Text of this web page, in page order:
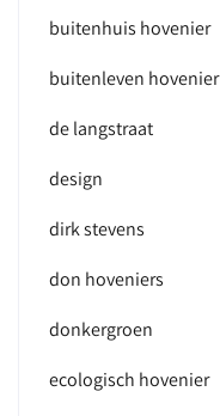
buitenhuis hovenier
buitenleven hovenier
de langstraat
design
dirk stevens
don hoveniers
donkergroen
ecologisch hovenier